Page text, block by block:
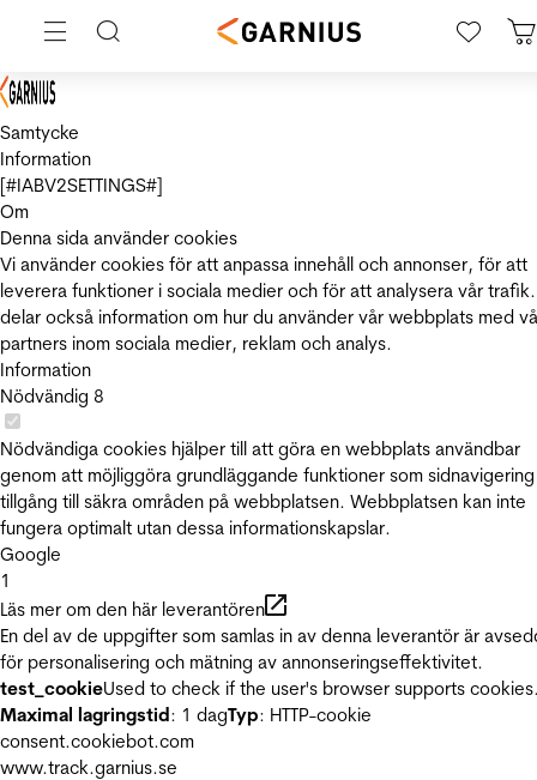
Samtycke
Information
[#IABV2SETTINGS#]
Om
Denna sida använder cookies
Vi använder cookies för att anpassa innehåll och annonser, för att
leverera funktioner i sociala medier och för att analysera vår
delar också information om hur du använder vår webbplats med
partners inom sociala medier, reklam och analys.
Information
Nödvändig 8
Nödvändiga cookies hjälper till att göra en webbplats användbar
genom att möjliggöra grundläggande funktioner som
tillgång till säkra områden på webbplatsen. Webbplatsen kan inte
fungera optimalt utan dessa informationskapslar.
Google
1
Läs mer om den här leverantören
En del av de uppgifter som samlas in av denna leverantör är
för personalisering och mätning av annonseringseffektivitet.
test_cookieUsed to check if the user's browser supports
Maximal lagringstid: 1 dagTyp: HTTP-cookie
consent.cookiebot.com
www.track.garnius.se